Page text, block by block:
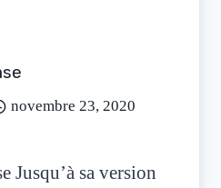
novembre 23, 2020
Jusqu’à sa version